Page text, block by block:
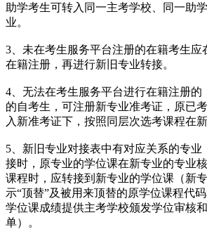
助学考生可转入同一主考学校、同一助
业。
3、未在考生服务平台注册的在籍考生应
在籍注册，再进行新旧专业转接。
4、无法在考生服务平台进行在籍注册的
的自考生，可注册新专业准考证，原已
入新准考证下，按照同层次选考课程在
5、新旧专业对接表中有对应关系的专业
接时，原专业的学位课在新专业的专业
课程时，应转接到新专业的学位课（新
示“顶替”及被用来顶替的原学位课程代
学位课成绩提供主考学校颁发学位审核
单）。